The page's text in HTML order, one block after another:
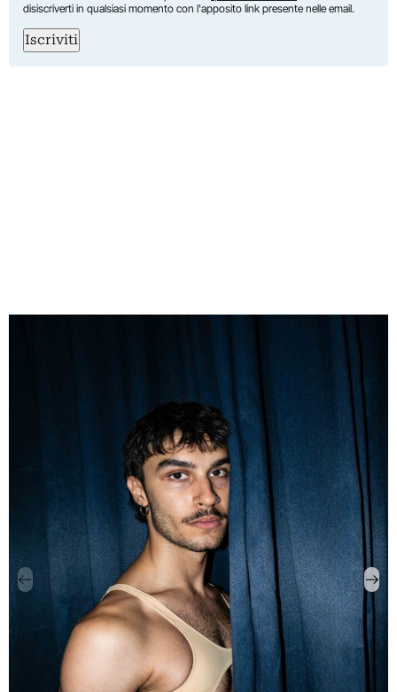
disiscriverti in qualsiasi momento con l'apposito link presente nelle email.
Iscriviti